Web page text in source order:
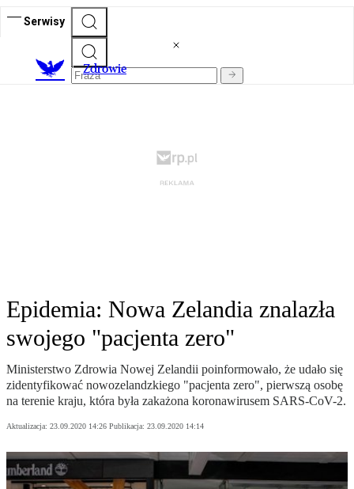
Serwisy
Zdrowie
Epidemia: Nowa Zelandia znalazła
swojego "pacjenta zero"
Ministerstwo Zdrowia Nowej Zelandii poinformowało, że udało się
zidentyfikować nowozelandzkiego "pacjenta zero", pierwszą osobę
na terenie kraju, która była zakażona koronawirusem SARS-CoV-2.
Aktualizacja: 23.09.2020 14:26 Publikacja: 23.09.2020 14:14